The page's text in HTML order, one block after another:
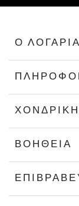
Ο
ΧΟΝΔΡΙΚΉ
ΒΟΉΘΕΙΑ